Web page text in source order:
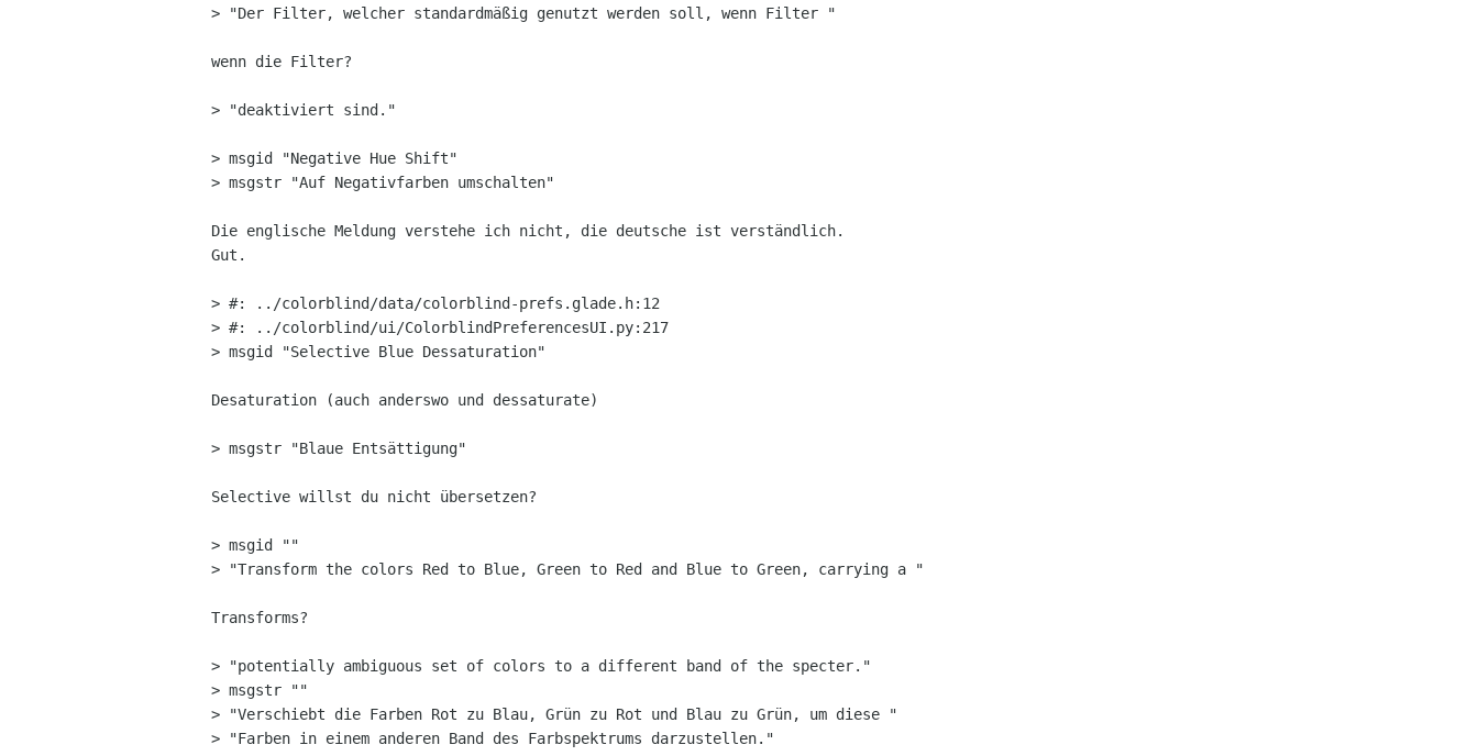
> "Der Filter, welcher standardmäßig genutzt werden soll, wenn Filter "
wenn die Filter?
> "deaktiviert sind."
> msgid "Negative Hue Shift"
> msgstr "Auf Negativfarben umschalten"
Die englische Meldung verstehe ich nicht, die deutsche ist verständlich.
Gut.
> #: ../colorblind/data/colorblind-prefs.glade.h:12
> #: ../colorblind/ui/ColorblindPreferencesUI.py:217
> msgid "Selective Blue Dessaturation"
Desaturation (auch anderswo und dessaturate)
> msgstr "Blaue Entsättigung"
Selective willst du nicht übersetzen?
> msgid ""
> "Transform the colors Red to Blue, Green to Red and Blue to Green, carrying a "
Transforms?
> "potentially ambiguous set of colors to a different band of the specter."
> msgstr ""
> "Verschiebt die Farben Rot zu Blau, Grün zu Rot und Blau zu Grün, um diese "
> "Farben in einem anderen Band des Farbspektrums darzustellen."